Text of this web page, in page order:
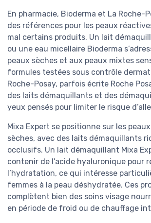
En pharmacie, Bioderma et La Roche-
des références pour les peaux
mal certains produits. Un lait
ou une eau micellaire Bioderma
peaux sèches et aux peaux mixtes
formules testées sous contrôle
Roche-Posay, parfois écrite Roche
des laits démaquillants et des
yeux pensés pour limiter le risque
Mixa Expert se positionne sur les
sèches, avec des laits démaquillants
occlusifs. Un lait démaquillant Mixa
contenir de l’acide hyaluronique pour
l’hydratation, ce qui intéresse
femmes à la peau déshydratée. Ces
complètent bien des soins visage
en période de froid ou de chauffage